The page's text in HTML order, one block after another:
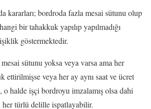
kararları; bordroda fazla mesai sütunu olup
bir tahakkuk yapılıp yapılmadığı
göstermektedir.
sütunu yoksa veya varsa ama her
ettirilmişse veya her ay aynı saat ve ücret
halde işçi bordroyu imzalamış olsa dahi
her türlü delille ispatlayabilir.